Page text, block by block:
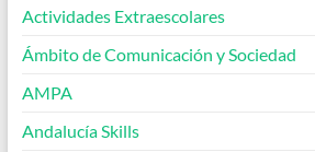
Actividades Extraescolares
Ámbito de Comunicación y Sociedad
AMPA
Andalucía Skills